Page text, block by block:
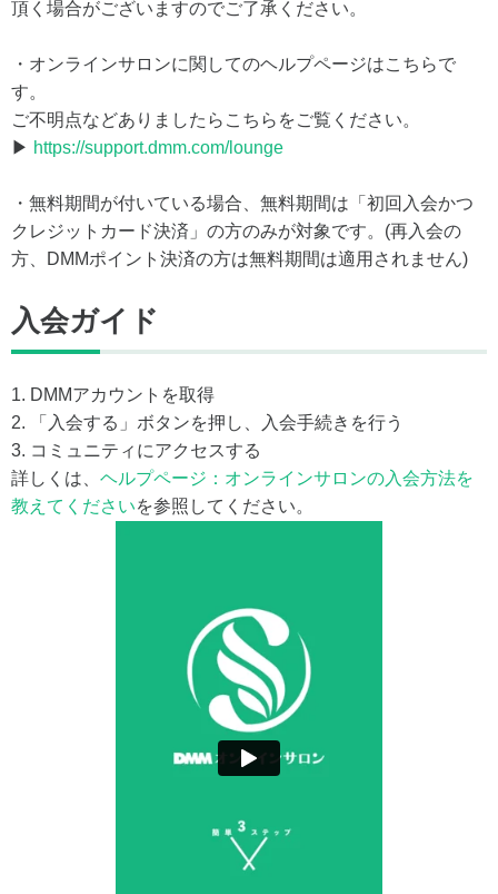
頂く場合がございますのでご了承ください。
・オンラインサロンに関してのヘルプページはこちらで
す。
ご不明点などありましたらこちらをご覧ください。
▶ https://support.dmm.com/lounge
・無料期間が付いている場合、無料期間は「初回入会かつ
クレジットカード決済」の方のみが対象です。(再入会の
方、DMMポイント決済の方は無料期間は適用されません)
入会ガイド
1. DMMアカウントを取得
2. 「入会する」ボタンを押し、入会手続きを行う
3. コミュニティにアクセスする
詳しくは、 ヘルプページ：オンラインサロンの入会方法を
教えてくださいを参照してください。